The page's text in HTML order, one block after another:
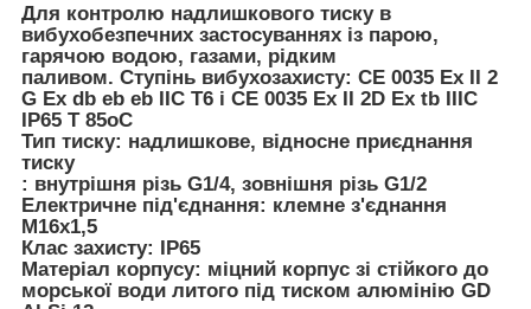
Для контролю надлишкового тиску в
вибухобезпечних застосуваннях із парою,
гарячою водою, газами, рідким
паливом. Ступінь вибухозахисту: CE 0035 Ex II 2
G Ex db eb eb IIC T6 і CE 0035 Ex II 2D Ex tb IIIC
IP65 T 85oC
Тип тиску: надлишкове, відносне приєднання
тиску
: внутрішня різь G1/4, зовнішня різь G1/2
Електричне під'єднання: клемне з'єднання
M16x1,5
Клас захисту: IP65
Матеріал корпусу: міцний корпус зі стійкого до
морської води литого під тиском алюмінію GD